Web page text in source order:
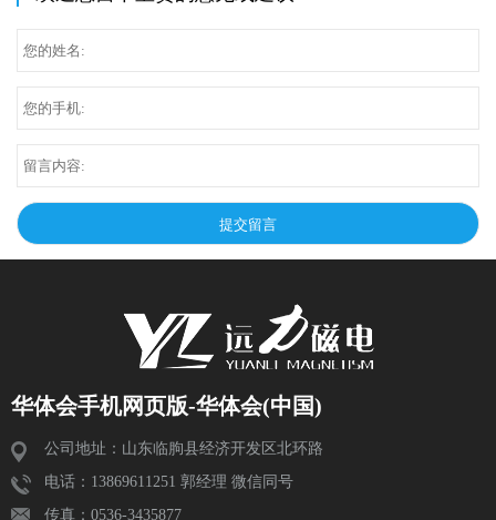
华体会手机网页版-华体会(中国)
公司地址：山东临朐县经济开发区北环路
电话：13869611251 郭经理 微信同号
传真：0536-3435877